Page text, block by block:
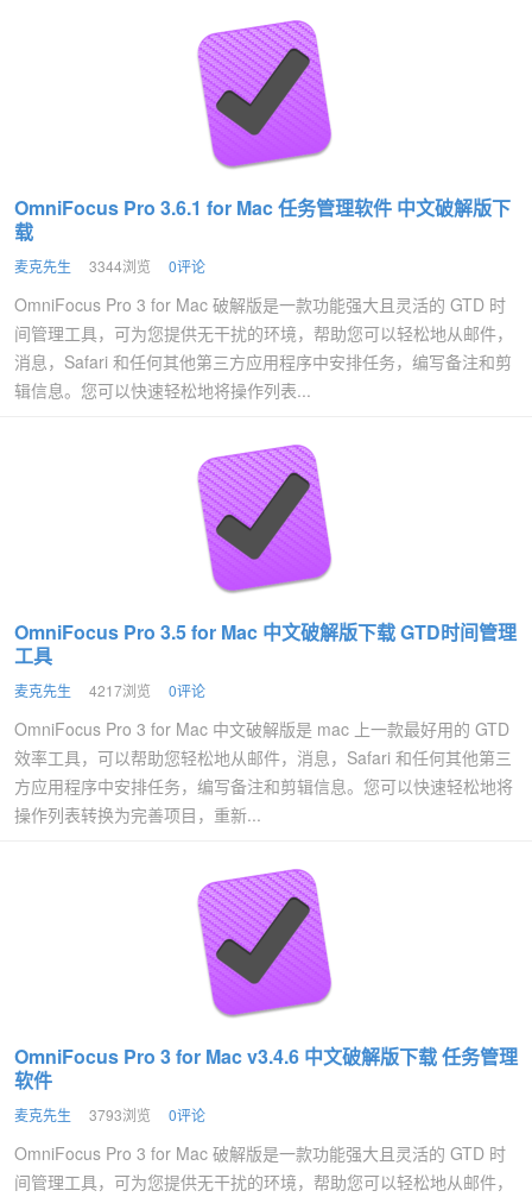
OmniFocus Pro 3.6.1 for Mac 任务管理软件 中文破解版下
载
麦克先生 3344浏览 0评论
OmniFocus Pro 3 for Mac 破解版是一款功能强大且灵活的 GTD 时
间管理工具，可为您提供无干扰的环境，帮助您可以轻松地从邮件，
消息，Safari 和任何其他第三方应用程序中安排任务，编写备注和剪
辑信息。您可以快速轻松地将操作列表...
OmniFocus Pro 3.5 for Mac 中文破解版下载 GTD时间管理
工具
麦克先生 4217浏览 0评论
OmniFocus Pro 3 for Mac 中文破解版是 mac 上一款最好用的 GTD
效率工具，可以帮助您轻松地从邮件，消息，Safari 和任何其他第三
方应用程序中安排任务，编写备注和剪辑信息。您可以快速轻松地将
操作列表转换为完善项目，重新...
OmniFocus Pro 3 for Mac v3.4.6 中文破解版下载 任务管理
软件
麦克先生 3793浏览 0评论
OmniFocus Pro 3 for Mac 破解版是一款功能强大且灵活的 GTD 时
间管理工具，可为您提供无干扰的环境，帮助您可以轻松地从邮件，